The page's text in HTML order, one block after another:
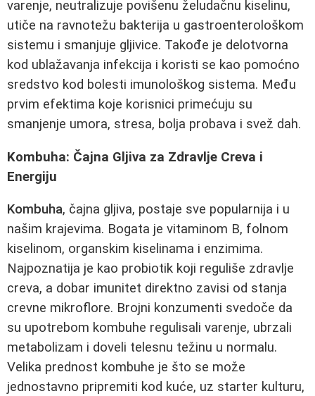
varenje, neutralizuje povišenu želudačnu kiselinu,
utiče na ravnotežu bakterija u gastroenterološkom
sistemu i smanjuje gljivice. Takođe je delotvorna
kod ublažavanja infekcija i koristi se kao pomoćno
sredstvo kod bolesti imunološkog sistema. Među
prvim efektima koje korisnici primećuju su
smanjenje umora, stresa, bolja probava i svež dah.
Kombuha: Čajna Gljiva za Zdravlje Creva i
Energiju
Kombuha, čajna gljiva, postaje sve popularnija i u
našim krajevima. Bogata je vitaminom B, folnom
kiselinom, organskim kiselinama i enzimima.
Najpoznatija je kao probiotik koji reguliše zdravlje
creva, a dobar imunitet direktno zavisi od stanja
crevne mikroflore. Brojni konzumenti svedoče da
su upotrebom kombuhe regulisali varenje, ubrzali
metabolizam i doveli telesnu težinu u normalu.
Velika prednost kombuhe je što se može
jednostavno pripremiti kod kuće, uz starter kulturu,